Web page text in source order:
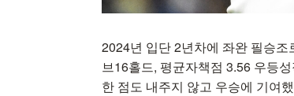
2024년 입단 2년차에 좌완 필승
브16홀드, 평균자책점 3.56 우등
한 점도 내주지 않고 우승에 기여